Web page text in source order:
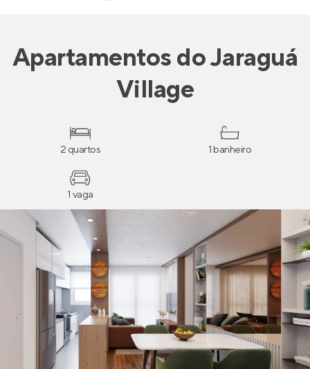
ApartamentosdoJaraguá
Village
2 quartos 1 banheiro
1 vaga